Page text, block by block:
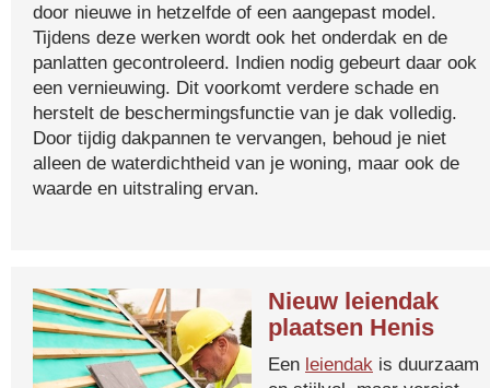
door nieuwe in hetzelfde of een aangepast model.
Tijdens deze werken wordt ook het onderdak en de
panlatten gecontroleerd. Indien nodig gebeurt daar ook
een vernieuwing. Dit voorkomt verdere schade en
herstelt de beschermingsfunctie van je dak volledig.
Door tijdig dakpannen te vervangen, behoud je niet
alleen de waterdichtheid van je woning, maar ook de
waarde en uitstraling ervan.
Nieuw leiendak
plaatsen Henis
Een leiendak is duurzaam